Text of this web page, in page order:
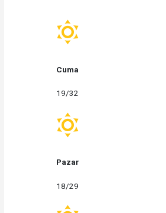
Cuma
19/32
Pazar
18/29